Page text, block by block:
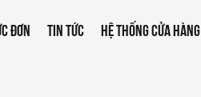
ĐƠN TIN TỨC HỆ THỐNG CỬA HÀNG